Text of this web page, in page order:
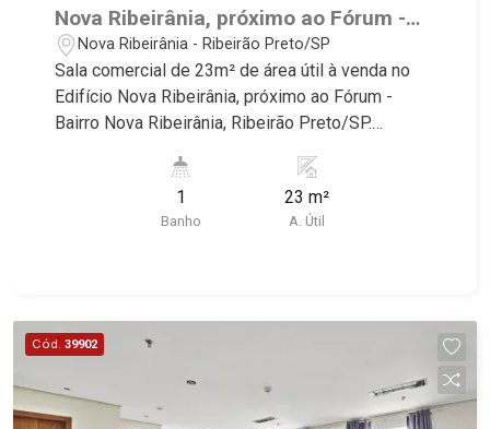
Nova Ribeirânia, próximo ao Fórum -
Ribeirão Preto/SP.
Nova Ribeirânia - Ribeirão Preto/SP
Sala comercial de 23m² de área útil à venda no
Edifício Nova Ribeirânia, próximo ao Fórum -
Bairro Nova Ribeirânia, Ribeirão Preto/SP.
Martinelli Imobiliária selecionou para você: -
23m² de área útil - Ar-condicionado - 1 W.C
Martinelli Imobiliária, referência no mercado
1
Banho
23 m²
A. Útil
Cód. 39902